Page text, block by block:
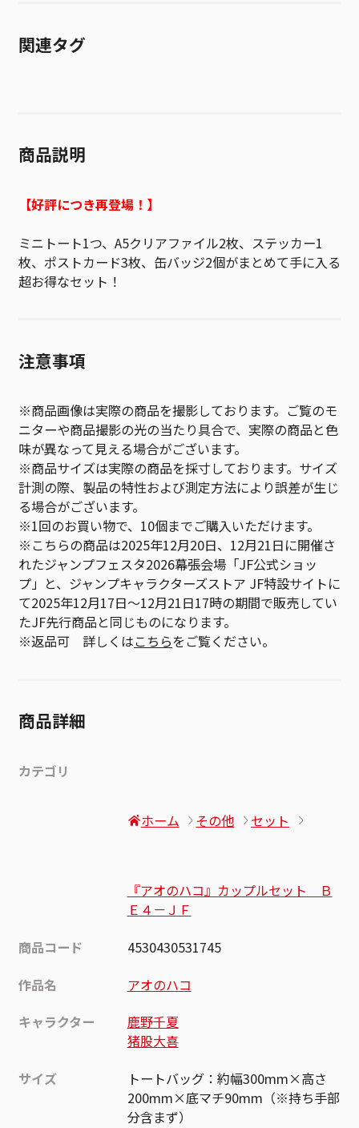
関連タグ
商品説明
【好評につき再登場！】
ミニトート1つ、A5クリアファイル2枚、ステッカー1
枚、ポストカード3枚、缶バッジ2個がまとめて手に入る
超お得なセット！
注意事項
※商品画像は実際の商品を撮影しております。ご覧のモ
ニターや商品撮影の光の当たり具合で、実際の商品と色
味が異なって見える場合がございます。
※商品サイズは実際の商品を採寸しております。サイズ
計測の際、製品の特性および測定方法により誤差が生じ
る場合がございます。
※1回のお買い物で、10個までご購入いただけます。
※こちらの商品は2025年12月20日、12月21日に開催さ
れたジャンプフェスタ2026幕張会場「JF公式ショッ
プ」と、ジャンプキャラクターズストア JF特設サイトに
て2025年12月17日～12月21日17時の期間で販売してい
たJF先行商品と同じものになります。
※返品可 詳しくはこちらをご覧ください。
商品詳細
カテゴリ
ホーム その他 セット
『アオのハコ』カップルセット Ｂ
Ｅ４－ＪＦ
商品コード
4530430531745
作品名
アオのハコ
キャラクター
鹿野千夏
猪股大喜
サイズ
トートバッグ：約幅300mm×高さ
200mm×底マチ90mm（※持ち手部
分含まず）